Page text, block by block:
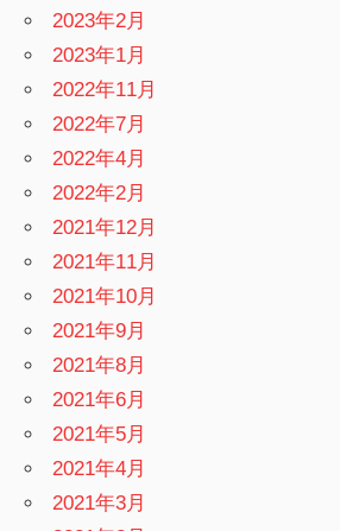
2023年2月
2023年1月
2022年11月
2022年7月
2022年4月
2022年2月
2021年12月
2021年11月
2021年10月
2021年9月
2021年8月
2021年6月
2021年5月
2021年4月
2021年3月